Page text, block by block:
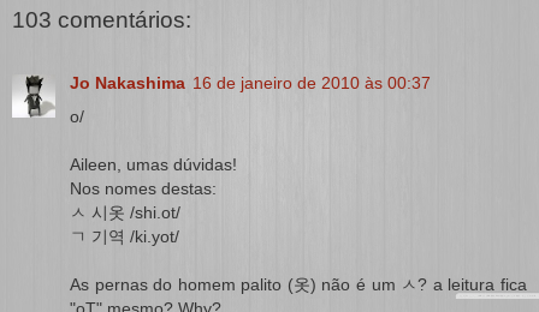
103 comentários:
Jo Nakashima 16 de janeiro de 2010 às 00:37
o/
Aileen, umas dúvidas!
Nos nomes destas:
ㅅ 시옷 /shi.ot/
ㄱ 기역 /ki.yot/
As pernas do homem palito (옷) não é um ㅅ? a leitura fica
"oT" mesmo? Why?